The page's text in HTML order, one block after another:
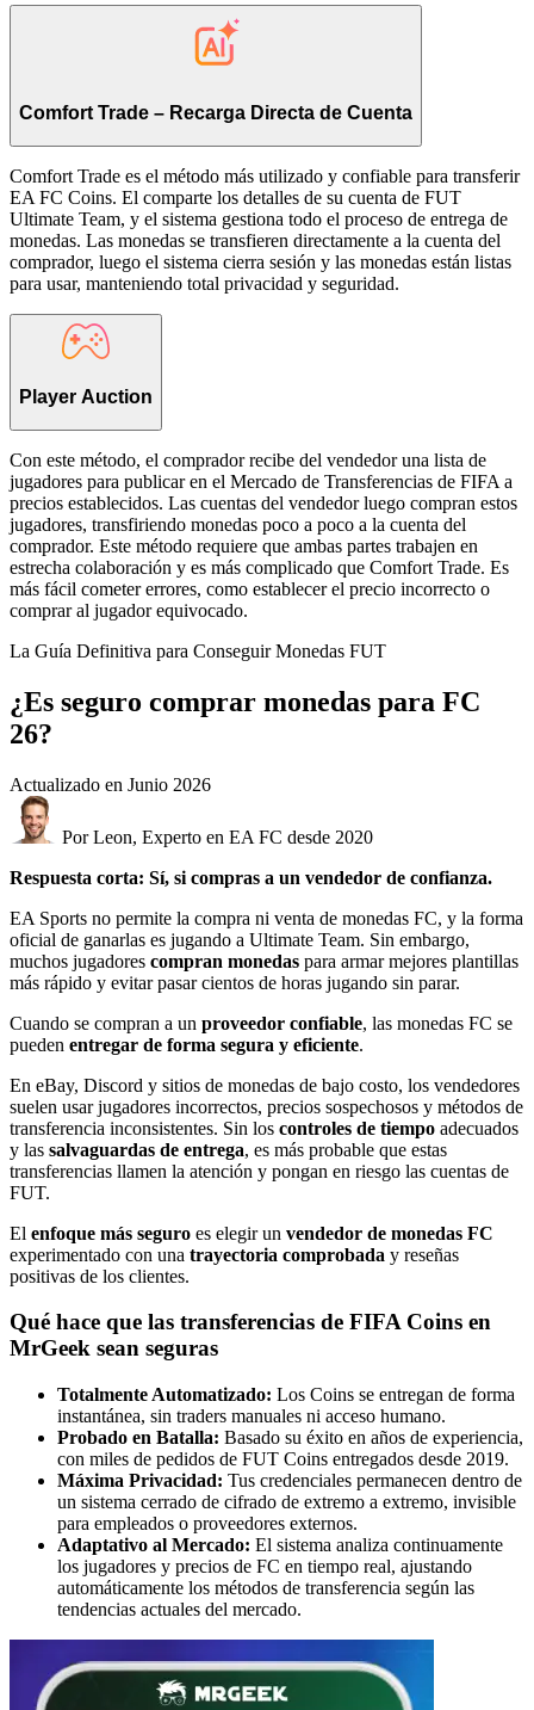
Comfort Trade – Recarga Directa de Cuenta
Comfort Trade es el método más utilizado y confiable para transferir
EA FC Coins. El comparte los detalles de su cuenta de FUT
Ultimate Team, y el sistema gestiona todo el proceso de entrega de
monedas. Las monedas se transfieren directamente a la cuenta del
comprador, luego el sistema cierra sesión y las monedas están listas
para usar, manteniendo total privacidad y seguridad.
Player Auction
Con este método, el comprador recibe del vendedor una lista de
jugadores para publicar en el Mercado de Transferencias de FIFA a
precios establecidos. Las cuentas del vendedor luego compran estos
jugadores, transfiriendo monedas poco a poco a la cuenta del
comprador. Este método requiere que ambas partes trabajen en
estrecha colaboración y es más complicado que Comfort Trade. Es
más fácil cometer errores, como establecer el precio incorrecto o
comprar al jugador equivocado.
La Guía Definitiva para Conseguir Monedas FUT
¿Es seguro comprar monedas para FC
26?
Actualizado en Junio 2026
Por Leon, Experto en EA FC desde 2020
Respuesta corta: Sí, si compras a un vendedor de confianza.
EA Sports no permite la compra ni venta de monedas FC, y la forma
oficial de ganarlas es jugando a Ultimate Team. Sin embargo,
muchos jugadores compran monedas para armar mejores plantillas
más rápido y evitar pasar cientos de horas jugando sin parar.
Cuando se compran a un proveedor confiable, las monedas FC se
pueden entregar de forma segura y eficiente.
En eBay, Discord y sitios de monedas de bajo costo, los vendedores
suelen usar jugadores incorrectos, precios sospechosos y métodos de
transferencia inconsistentes. Sin los controles de tiempo adecuados
y las salvaguardas de entrega, es más probable que estas
transferencias llamen la atención y pongan en riesgo las cuentas de
FUT.
El enfoque más seguro es elegir un vendedor de monedas FC
experimentado con una trayectoria comprobada y reseñas
positivas de los clientes.
Qué hace que las transferencias de FIFA Coins en
MrGeek sean seguras
Totalmente Automatizado: Los Coins se entregan de forma
instantánea, sin traders manuales ni acceso humano.
Probado en Batalla: Basado su éxito en años de experiencia,
con miles de pedidos de FUT Coins entregados desde 2019.
Máxima Privacidad: Tus credenciales permanecen dentro de
un sistema cerrado de cifrado de extremo a extremo, invisible
para empleados o proveedores externos.
Adaptativo al Mercado: El sistema analiza continuamente
los jugadores y precios de FC en tiempo real, ajustando
automáticamente los métodos de transferencia según las
tendencias actuales del mercado.